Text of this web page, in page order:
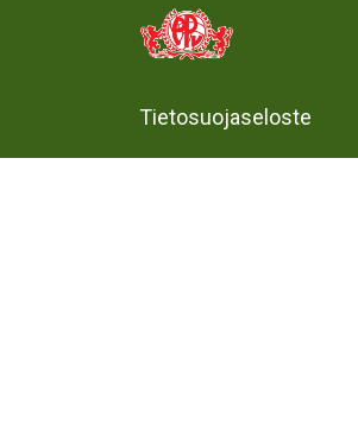
Tietosuojaseloste